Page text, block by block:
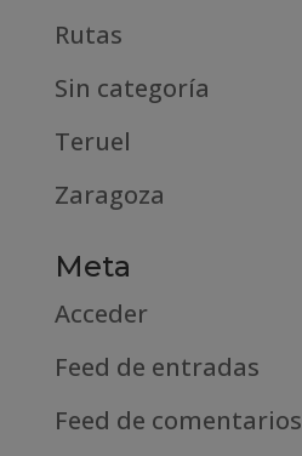
Rutas
Sin categoría
Teruel
Zaragoza
Meta
Acceder
Feed de entradas
Feed de comentarios